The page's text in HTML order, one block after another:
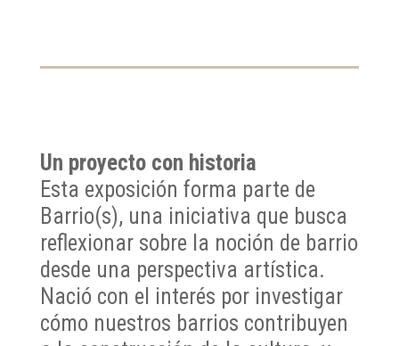
Un proyecto con historia
Esta exposición forma parte de
Barrio(s), una iniciativa que busca
reflexionar sobre la noción de barrio
desde una perspectiva artística.
Nació con el interés por investigar
cómo nuestros barrios contribuyen